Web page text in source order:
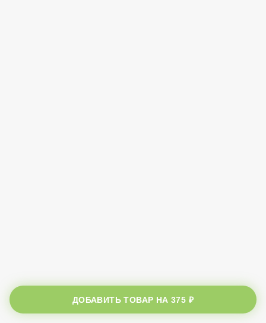
ДОБАВИТЬ ТОВАР НА375 ₽